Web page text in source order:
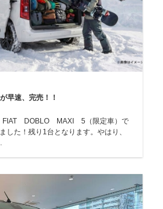
早速、完売！！
FIAT DOBLO MAXI 5（限定車）で
した！残り1台となります。やはり、